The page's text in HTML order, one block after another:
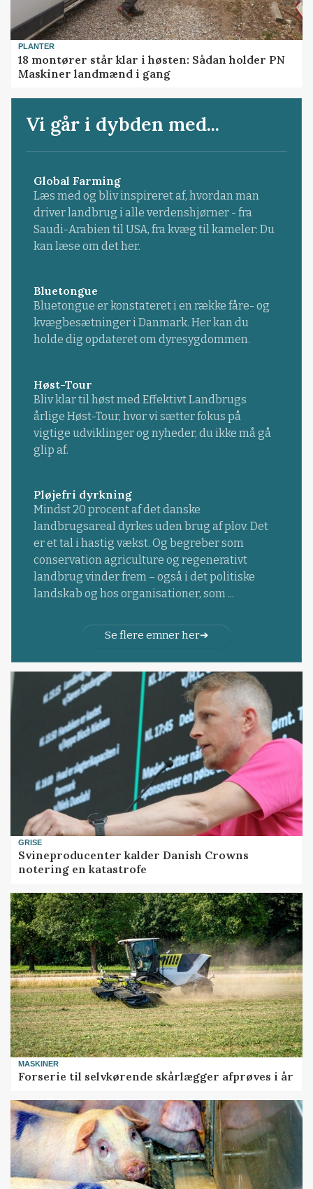
PLANTER
18 montører står klar i høsten: Sådan holder PN
Maskiner landmænd i gang
Vi går i dybden med...
Global Farming
Læs med og bliv inspireret af, hvordan man
driver landbrug i alle verdenshjørner - fra
Saudi-Arabien til USA, fra kvæg til kameler: Du
kan læse om det her.
Bluetongue
Bluetongue er konstateret i en række fåre- og
kvægbesætninger i Danmark. Her kan du
holde dig opdateret om dyresygdommen.
Høst-Tour
Bliv klar til høst med Effektivt Landbrugs
årlige Høst-Tour, hvor vi sætter fokus på
vigtige udviklinger og nyheder, du ikke må gå
glip af.
Pløjefri dyrkning
Mindst 20 procent af det danske
landbrugsareal dyrkes uden brug af plov. Det
er et tal i hastig vækst. Og begreber som
conservation agriculture og regenerativt
landbrug vinder frem – også i det politiske
landskab og hos organisationer, som ...
Se flere emner her
GRISE
Svineproducenter kalder Danish Crowns
notering en katastrofe
MASKINER
Forserie til selvkørende skårlægger afprøves i år